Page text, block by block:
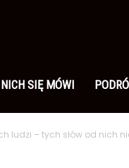
SIĘ MÓWI
ludzi – tych słów od nich